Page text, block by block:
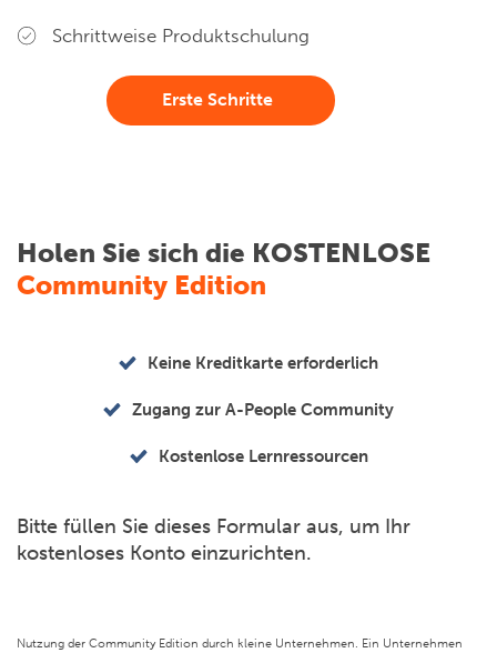
Schrittweise Produktschulung
Erste Schritte
Holen Sie sich die KOSTENLOSE
Community Edition
Keine Kreditkarte erforderlich
Zugang zur A-People Community
Kostenlose Lernressourcen
Bitte füllen Sie dieses Formular aus, um Ihr
kostenloses Konto einzurichten.
Nutzung der Community Edition durch kleine Unternehmen. Ein Unternehmen